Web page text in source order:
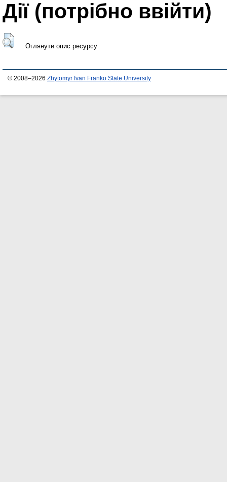
Дії ​​(потрібно ввійти)
Оглянути опис ресурсу
© 2008–2026 Zhytomyr Ivan Franko State University